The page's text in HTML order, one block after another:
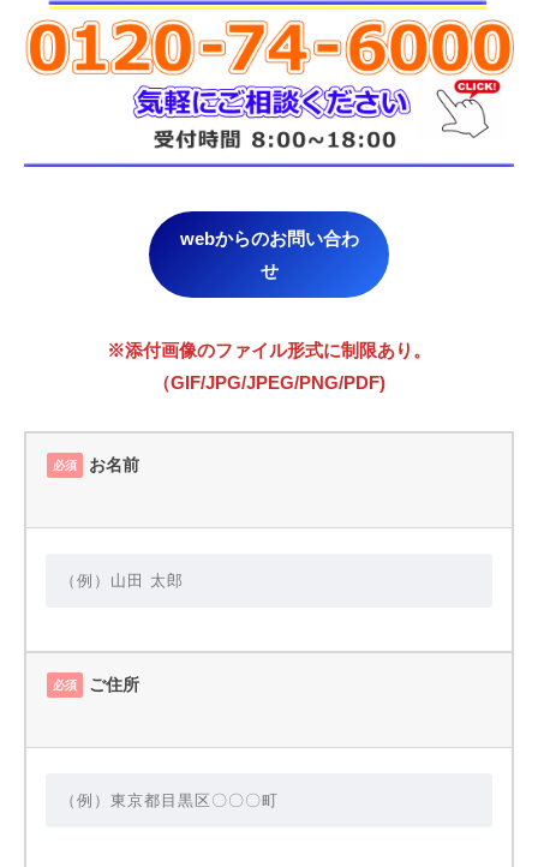
webからのお問い合わ
せ
※添付画像のファイル形式に制限あり。
（GIF/JPG/JPEG/PNG/PDF)
必須 お名前
必須 ご住所